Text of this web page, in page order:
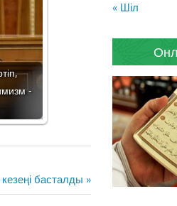
-
басталды
« Шіл